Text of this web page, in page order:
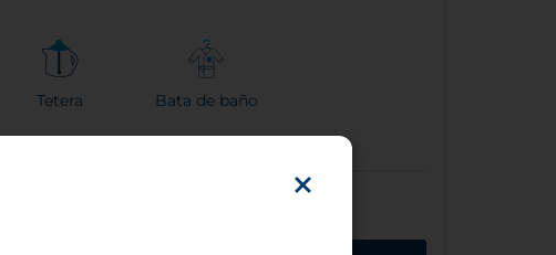
Tetera Bata de baño